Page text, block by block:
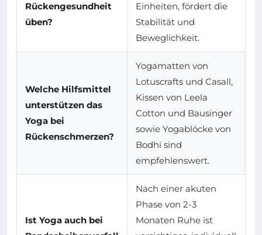
Rückengesundheit
üben?
Einheiten, fördert die
Stabilität und
Beweglichkeit.
Welche Hilfsmittel
unterstützen das
Yoga bei
Rückenschmerzen?
Yogamatten von
Lotuscrafts und Casall,
Kissen von Leela
Cotton und Bausinger
sowie Yogablöcke von
Bodhi sind
empfehlenswert.
Ist Yoga auch bei
Nach einer akuten
Phase von 2-3
Monaten Ruhe ist